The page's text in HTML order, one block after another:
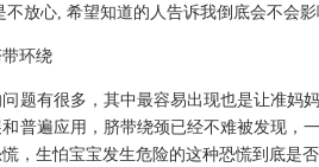
不放心, 希望知道的人告诉我倒底会不会
环绕
有很多，其中最容易出现也是让准妈妈
普遍应用，脐带绕颈已经不难被发现，
，生怕宝宝发生危险的这种恐慌到底是否